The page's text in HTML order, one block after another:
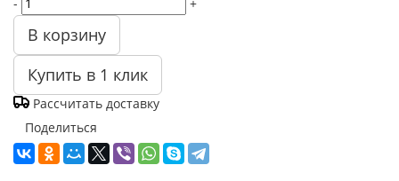
В корзину
Купить в 1 клик
Рассчитать доставку
Поделиться